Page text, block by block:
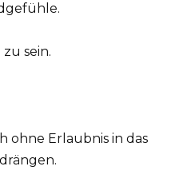
sein.
ohne Erlaubnis in das